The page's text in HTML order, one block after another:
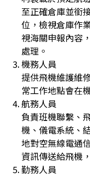
至正確倉庫並銜
位，檢視倉庫作
視海關申報內容
處理。
機務人員
提供飛機維護維
常工作地點會在
航務人員
負責班機聯繫、
機、儀電系統、
地對空無線電通
資訊傳送給飛機
勤務人員